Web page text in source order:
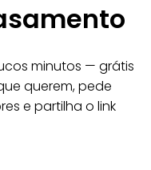
minutos — grátis
querem, pede
e partilha o link